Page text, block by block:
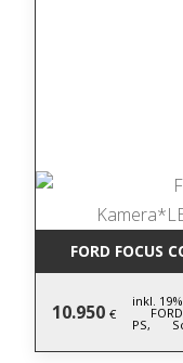
FORD FOCUS
10.950 €
inkl.
PS,